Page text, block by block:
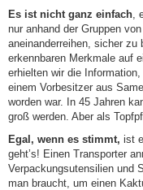
Es ist nicht ganz einfach
nur anhand der Gruppen
aneinanderreihen, sicher
erkennbaren Merkmale auf
erhielten wir die
einem Vorbesitzer aus
worden war. In 45 Jahren
groß werden. Aber als
Egal, wenn es stimmt, ist
geht’s! Einen Transporter
Verpackungsutensilien und
man braucht, um einen